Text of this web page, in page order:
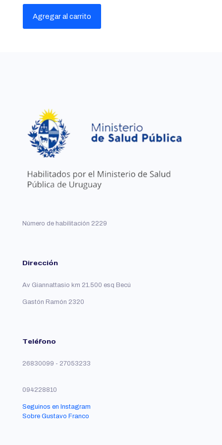
Agregar al carrito
Número de habilitación 2229
Dirección
Av Giannattasio km 21.500 esq Becú
Gastón Ramón 2320
Teléfono
26830099 - 27053233
094228810
Seguinos en Instagram
Sobre Gustavo Franco